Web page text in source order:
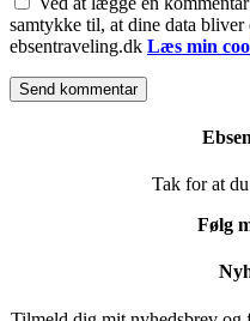
samtykke til, at dine data bliver
ebsentraveling.dk Læs min
Tak for at
Følg